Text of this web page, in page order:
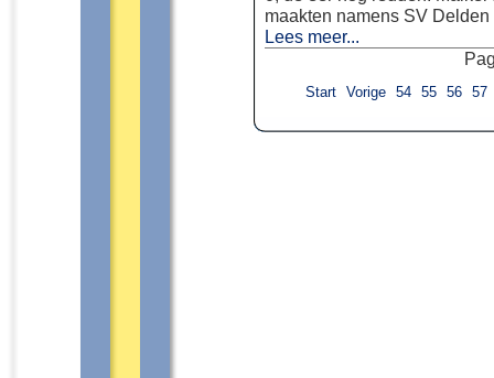
maakten namens SV
Lees meer...
Start Vorige 54 55 56 57